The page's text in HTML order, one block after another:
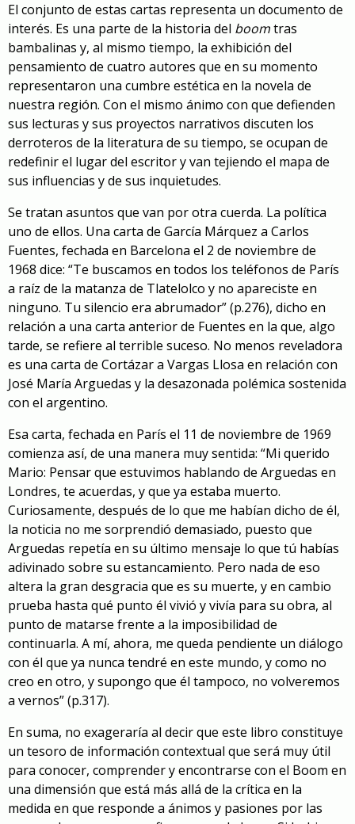
El conjunto de estas cartas representa un documento de
interés. Es una parte de la historia del boomtras
bambalinas y, al mismo tiempo, la exhibición del
pensamiento de cuatro autores que en su momento
representaron una cumbre estética en la novela de
nuestra región. Con el mismo ánimo con que defienden
sus lecturas y sus proyectos narrativos discuten los
derroteros de la literatura de su tiempo, se ocupan de
redefinir el lugar del escritor y van tejiendo el mapa de
sus influencias y de sus inquietudes.
Se tratan asuntos que van por otra cuerda. La política
uno de ellos. Una carta de García Márquez a Carlos
Fuentes, fechada en Barcelona el 2 de noviembre de
1968 dice: “Te buscamos en todos los teléfonos de París
a raíz de la matanza de Tlatelolco y no apareciste en
ninguno. Tu silencio era abrumador” (p.276), dicho en
relación a una carta anterior de Fuentes en la que, algo
tarde, se refiere al terrible suceso. No menos reveladora
es una carta de Cortázar a Vargas Llosa en relación con
José María Arguedas y la desazonada polémica sostenida
con el argentino.
Esa carta, fechada en París el 11 de noviembre de 1969
comienza así, de una manera muy sentida: “Mi querido
Mario: Pensar que estuvimos hablando de Arguedas en
Londres, te acuerdas, y que ya estaba muerto.
Curiosamente, después de lo que me habían dicho de él,
la noticia no me sorprendió demasiado, puesto que
Arguedas repetía en su último mensaje lo que tú habías
adivinado sobre su estancamiento. Pero nada de eso
altera la gran desgracia que es su muerte, y en cambio
prueba hasta qué punto él vivió y vivía para su obra, al
punto de matarse frente a la imposibilidad de
continuarla. A mí, ahora, me queda pendiente un diálogo
con él que ya nunca tendré en este mundo, y como no
creo en otro, y supongo que él tampoco, no volveremos
a vernos” (p.317).
En suma, no exageraría al decir que este libro constituye
un tesoro de información contextual que será muy útil
para conocer, comprender y encontrarse con el Boom en
una dimensión que está más allá de la crítica en la
medida en que responde a ánimos y pasiones por las